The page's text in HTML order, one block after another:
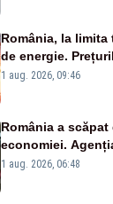
România, la
de energie.
Analiză Realitatea
1 aug. 2026, 09:46
România a
economiei.
„BBB-” cu
1 aug. 2026, 06:48